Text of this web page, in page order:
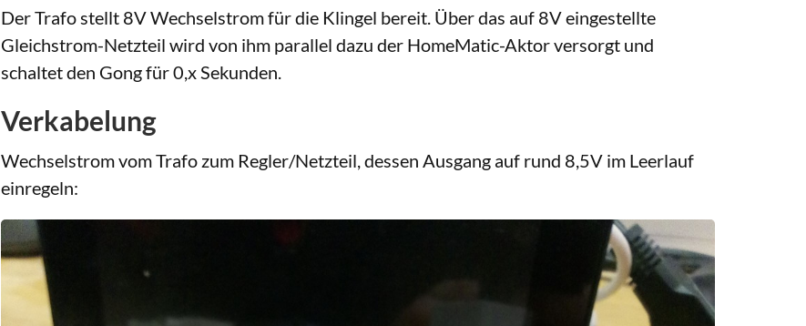
Der Trafo stellt 8V Wechselstrom für die Klingel bereit. Über das auf 8V eingestellte
Gleichstrom-Netzteil wird von ihm parallel dazu der HomeMatic-Aktor versorgt und
schaltet den Gong für 0,x Sekunden.
Verkabelung
Wechselstrom vom Trafo zum Regler/Netzteil, dessen Ausgang auf rund 8,5V im Leerlauf
einregeln: